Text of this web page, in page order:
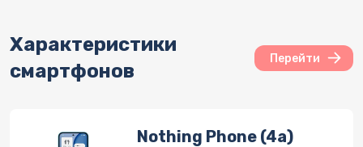
Характеристики
смартфонов
Перейти
Nothing Phone (4a)